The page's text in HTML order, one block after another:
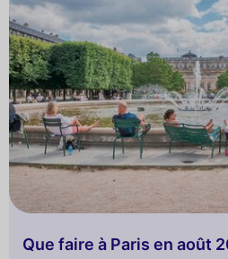
Que faire à Paris en août